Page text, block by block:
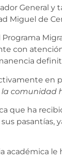
General
Miguel de
con
en
la comunidad
que ha
pasantías,
académica